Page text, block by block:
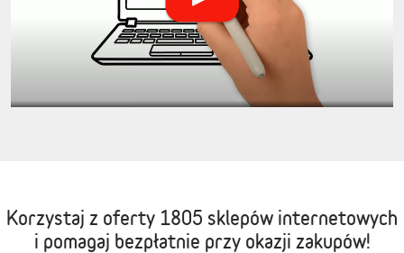
Korzystaj z oferty 1805 sklepów internetowych
i pomagaj bezpłatnie przy okazji zakupów!